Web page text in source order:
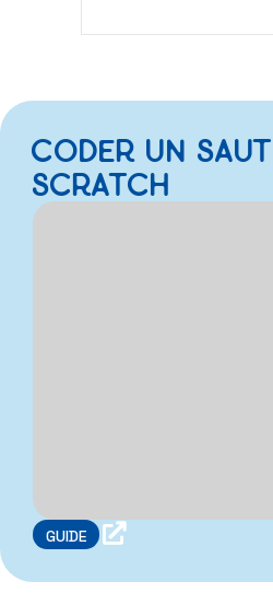
CODER UN
SCRATCH
GUIDE 